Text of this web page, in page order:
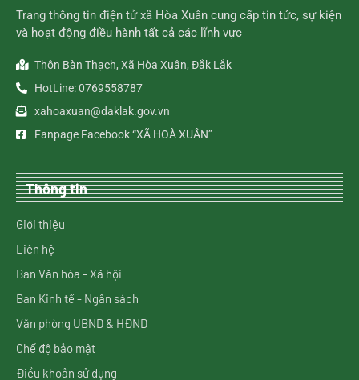
Trang thông tin điện tử xã Hòa Xuân cung cấp tin tức, sự kiện
và hoạt động điều hành tất cả các lĩnh vực
Thôn Bàn Thạch, Xã Hòa Xuân, Đắk Lắk
HotLine: 0769558787
xahoaxuan@daklak.gov.vn
Fanpage Facebook “XÃ HOÀ XUÂN”
Thông tin
Giới thiệu
Liên hệ
Ban Văn hóa - Xã hội
Ban Kinh tế - Ngân sách
Văn phòng UBND & HĐND
Chế độ bảo mật
Điều khoản sử dụng